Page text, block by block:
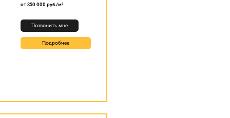
от 250 000 руб./м²
Позвонить мне
Подробнее